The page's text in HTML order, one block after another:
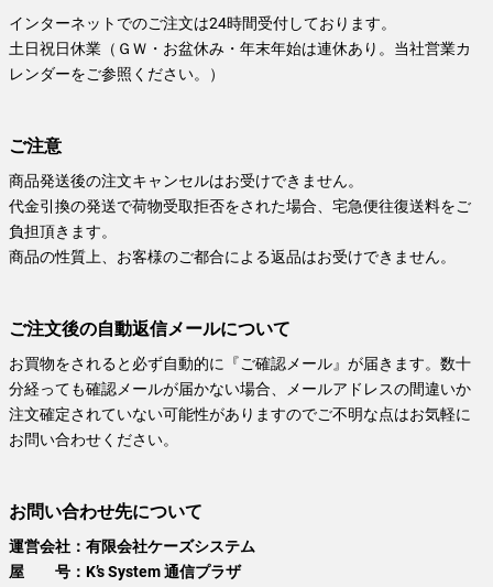
インターネットでのご注文は24時間受付しております。
土日祝日休業（ＧＷ・お盆休み・年末年始は連休あり。当社営業カ
レンダーをご参照ください。）
ご注意
商品発送後の注文キャンセルはお受けできません。
代金引換の発送で荷物受取拒否をされた場合、宅急便往復送料をご
負担頂きます。
商品の性質上、お客様のご都合による返品はお受けできません。
ご注文後の自動返信メールについて
お買物をされると必ず自動的に『ご確認メール』が届きます。数十
分経っても確認メールが届かない場合、メールアドレスの間違いか
注文確定されていない可能性がありますのでご不明な点はお気軽に
お問い合わせください。
お問い合わせ先について
運営会社：有限会社ケーズシステム
屋 号：K’s System 通信プラザ